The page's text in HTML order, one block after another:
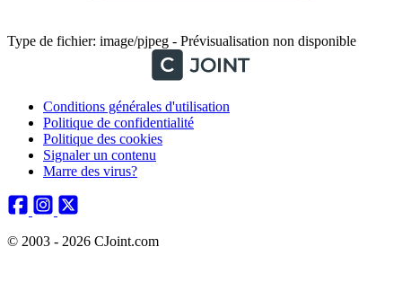
Type de fichier: image/pjpeg - Prévisualisation non disponible
Conditions générales d'utilisation
Politique de confidentialité
Politique des cookies
Signaler un contenu
Marre des virus?
© 2003 - 2026 CJoint.com